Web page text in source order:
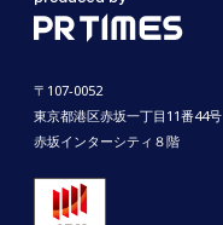
〒107-0052
東京都港区赤坂一丁目11番44号
赤坂インターシティ８階